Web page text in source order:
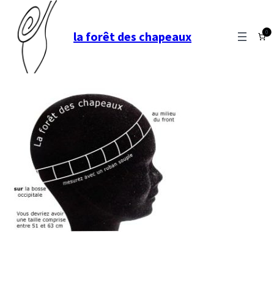
la forêt des chapeaux 0